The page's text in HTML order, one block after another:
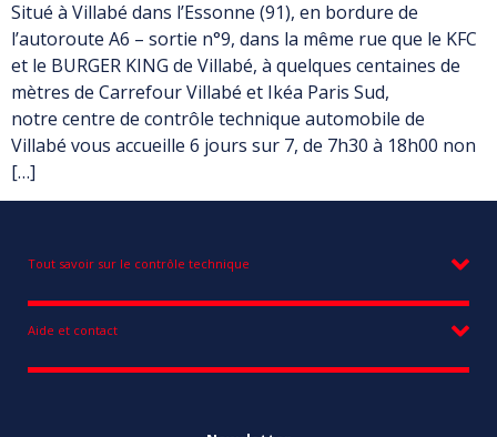
Situé à Villabé dans l’Essonne (91), en bordure de
l’autoroute A6 – sortie n°9, dans la même rue que le KFC
et le BURGER KING de Villabé, à quelques centaines de
mètres de Carrefour Villabé et Ikéa Paris Sud,
notre centre de contrôle technique automobile de
Villabé vous accueille 6 jours sur 7, de 7h30 à 18h00 non
[…]
Tout savoir sur le contrôle technique
Aide et contact